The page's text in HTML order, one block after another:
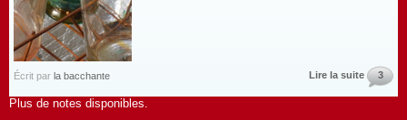
Écrit par la bacchante Lire la suite 3
Plus de notes disponibles.